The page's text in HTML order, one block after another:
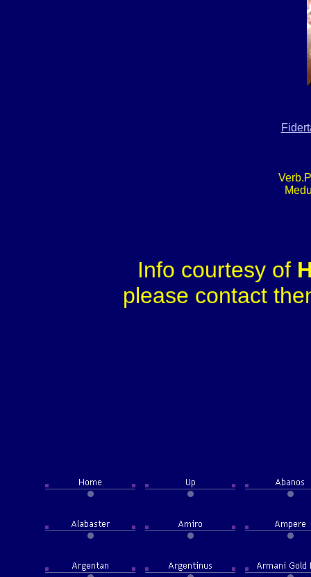
Info courtesy of
please contact